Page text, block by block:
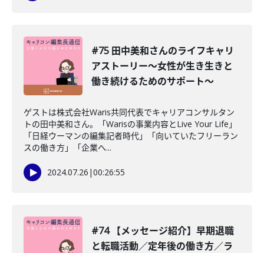
#75 田中美和さんのライフキャリ
アストーリー〜女性が生き生きと
働き続けるためのサポート〜
ゲストは株式会社Waris共同代表でキャリアコンサルタン
トの田中美和さん。「Warisの事業内容とLive Your Life」
「日経ウーマンの編集記者時代」「向いていたフリーラン
スの働き方」「企業へ...
2024.07.26 |00:26:55
#74 【メッセージ紹介】早期退職
と転職活動／定年後の働き方／ラ